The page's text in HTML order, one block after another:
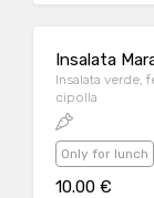
Insalata
Insalata verde,
cipolla
Only for lunch
10.00 €